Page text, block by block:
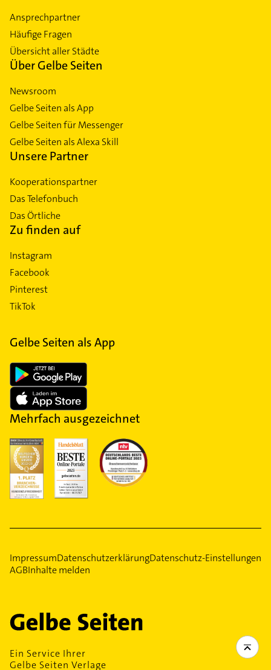
Ansprechpartner
Häufige Fragen
Übersicht aller Städte
Über Gelbe Seiten
Newsroom
Gelbe Seiten als App
Gelbe Seiten für Messenger
Gelbe Seiten als Alexa Skill
Unsere Partner
Kooperationspartner
Das Telefonbuch
Das Örtliche
Zu finden auf
Instagram
Facebook
Pinterest
TikTok
Gelbe Seiten als App
Mehrfach ausgezeichnet
ImpressumDatenschutzerklärungDatenschutz-Einstellungen
AGBInhalte melden
Ein Service Ihrer
Gelbe Seiten Verlage